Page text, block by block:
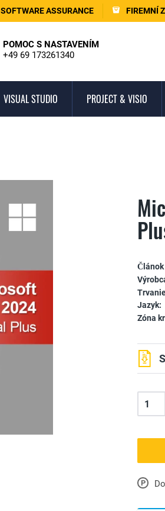
SOFTWARE ASSURANCE FIREMNÍ
POMOC S NASTAVENÍM
+49 69 173261340
VISUAL STUDIO PROJECT & VISIO
Článok
Jazyk:
Zóna
P